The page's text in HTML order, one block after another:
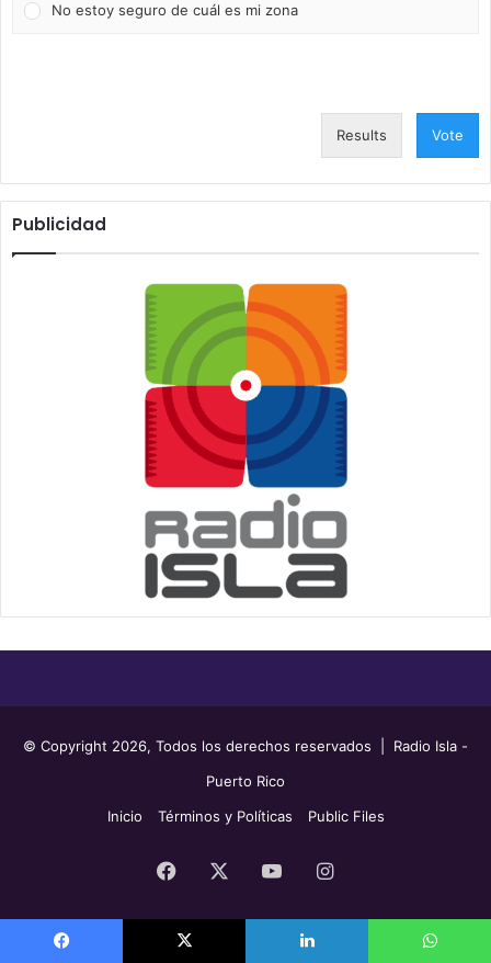
No estoy seguro de cuál es mi zona
Results Vote
Publicidad
© Copyright 2026, Todos los derechos reservados | Radio Isla -
Puerto Rico
Inicio
Términos y Políticas Public Files
Facebook YouTubeInstagram